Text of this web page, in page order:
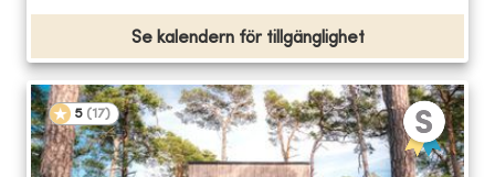
Se kalendern för tillgänglighet
5 (17)